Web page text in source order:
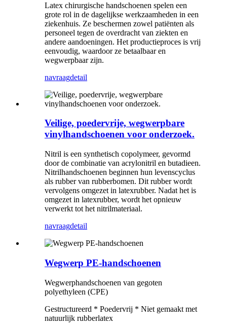
Latex chirurgische handschoenen spelen een
grote rol in de dagelijkse werkzaamheden in een
ziekenhuis. Ze beschermen zowel patiënten als
personeel tegen de overdracht van ziekten en
andere aandoeningen. Het productieproces is vrij
eenvoudig, waardoor ze betaalbaar en
wegwerpbaar zijn.
navraagdetail
Veilige, poedervrije, wegwerpbare
vinylhandschoenen voor onderzoek.
Nitril is een synthetisch copolymeer, gevormd
door de combinatie van acrylonitril en butadieen.
Nitrilhandschoenen beginnen hun levenscyclus
als rubber van rubberbomen. Dit rubber wordt
vervolgens omgezet in latexrubber. Nadat het is
omgezet in latexrubber, wordt het opnieuw
verwerkt tot het nitrilmateriaal.
navraagdetail
Wegwerp PE-handschoenen
Wegwerphandschoenen van gegoten
polyethyleen (CPE)
Gestructureerd * Poedervrij * Niet gemaakt met
natuurlijk rubberlatex